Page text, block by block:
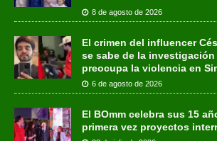
8 de agosto de 2026
El crimen del influencer
se sabe de la
preocupa la violencia en
6 de agosto de 2026
El BOmm celebra sus 15
primera vez proyectos